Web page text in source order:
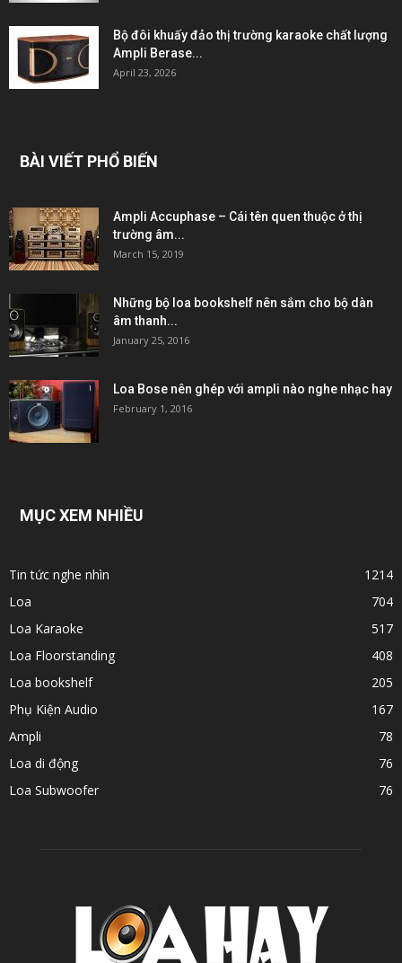
Bộ đôi khuấy đảo thị trường karaoke chất lượng
Ampli Berase...
April 23, 2026
BÀI VIẾT PHỔ BIẾN
Ampli Accuphase – Cái tên quen thuộc ở thị
trường âm...
March 15, 2019
Những bộ loa bookshelf nên sắm cho bộ dàn
âm thanh...
January 25, 2016
Loa Bose nên ghép với ampli nào nghe nhạc hay
February 1, 2016
MỤC XEM NHIỀU
Tin tức nghe nhìn
1214
Loa
704
Loa Karaoke
517
Loa Floorstanding
408
Loa bookshelf
205
Phụ Kiện Audio
167
Ampli
78
Loa di động
76
Loa Subwoofer
76